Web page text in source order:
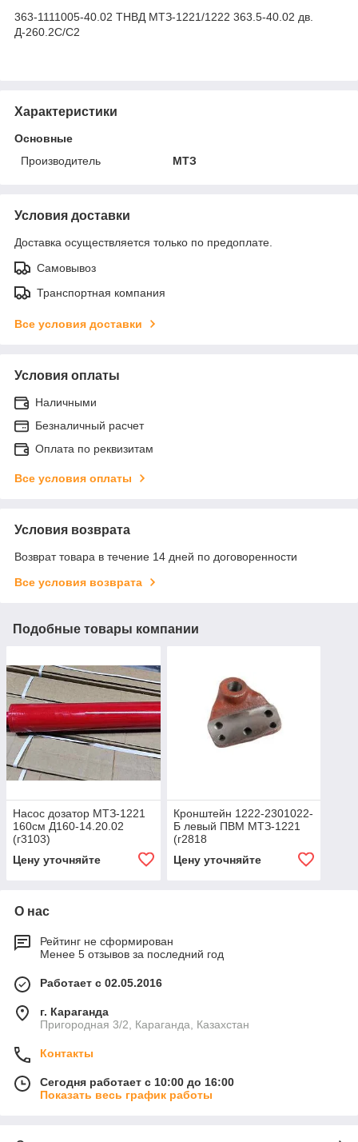
363-1111005-40.02 ТНВД МТЗ-1221/1222 363.5-40.02 дв.
Д-260.2С/С2
Характеристики
Основные
Производитель
МТЗ
Условия доставки
Доставка осуществляется только по предоплате.
Самовывоз
Транспортная компания
Все условия доставки
Условия оплаты
Наличными
Безналичный расчет
Оплата по реквизитам
Все условия оплаты
Условия возврата
Возврат товара в течение 14 дней по договоренности
Все условия возврата
Подобные товары компании
Насос дозатор МТЗ-1221
160см Д160-14.20.02
(г3103)
Цену уточняйте
Кронштейн 1222-2301022-
Б левый ПВМ МТЗ-1221
(г2818
Цену уточняйте
О нас
Рейтинг не сформирован
Менее 5 отзывов за последний год
Работает с 02.05.2016
г. Караганда
Пригородная 3/2, Караганда, Казахстан
Контакты
Сегодня работает с 10:00 до 16:00
Показать весь график работы